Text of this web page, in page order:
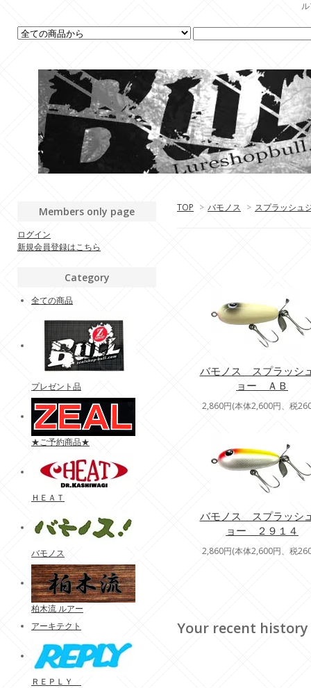
TOP > バモノス > スプラッシュ
バモノス スプラッシ
ョー ＡＢ
2,860円(本体2,600円、税
バモノス スプラッシ
ョー ２９１４
2,860円(本体2,600円、税
Your recent history
Members only page
ログイン
新規会員登録はこちら
Category
全ての商品
プレゼント品
★ご予約商品★
ＨＥＡＴ
バモノス
柏木流 ルアー
アーキテクト
ＲＥＰＬＹ